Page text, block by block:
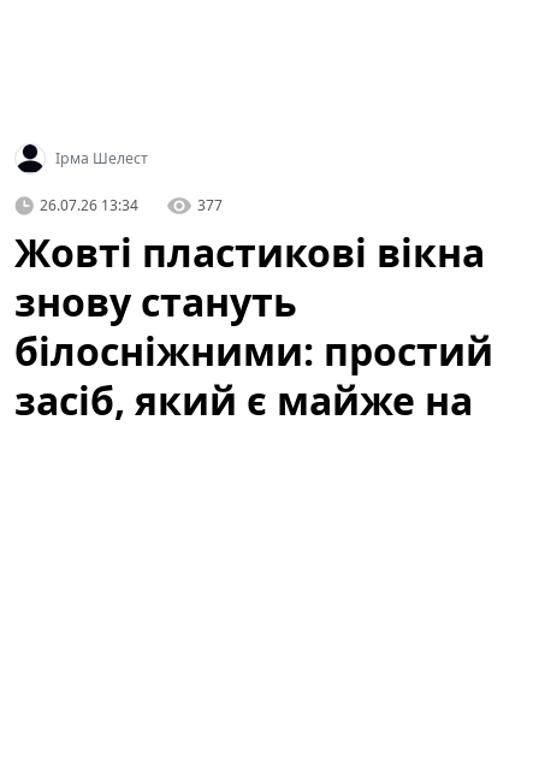
Ірма Шелест
26.07.26 13:34 377
Жовті пластикові вікна
знову стануть
білосніжними: простий
засіб, який є майже на